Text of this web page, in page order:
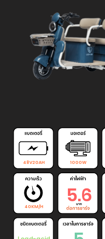
48V20AH 1000W
40KM/H 5.6